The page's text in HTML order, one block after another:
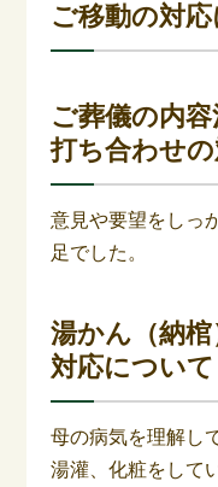
ご移動の対
ご葬儀の内
打ち合わせ
意見や要望をしっ
足でした。
湯かん（納
対応について
母の病気を理解し
湯灌、化粧をして